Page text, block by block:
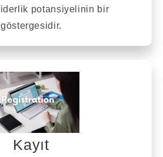
potansiyelinin bir
göstergesidir.
Kayıt